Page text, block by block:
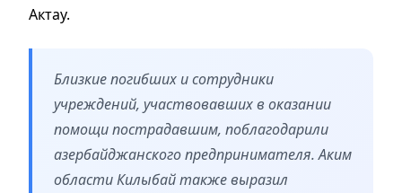
Актау.
Близкие погибших и сотрудники
учреждений, участвовавших в оказании
помощи пострадавшим, поблагодарили
азербайджанского предпринимателя. Аким
области Килыбай также выразил